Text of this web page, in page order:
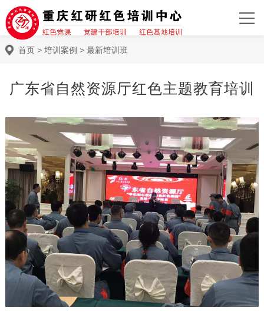
首页> 培训案例 > 最新培训班
广东省自然资源厅红色主题教育培训